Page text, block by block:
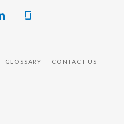
GLOSSARY
CONTACT US